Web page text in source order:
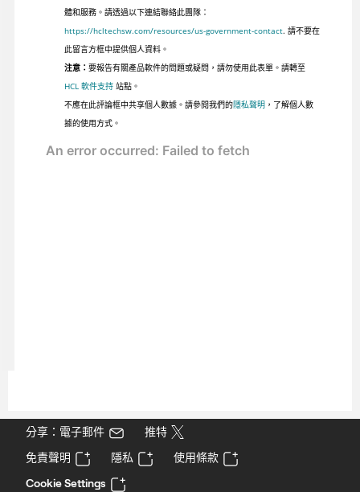
體和服務。請透過以下連結聯絡此團隊：
https://hcltechsw.com/resources/us-government-contact. 請不要在
此留言方框中提供個人資料。
注意： 要報告有關產品軟件的問題或疑問，請勿使用此表單。請轉至
HCL 軟件支持站點。
不應在此評論框中共享個人數據。請參閱我們的隱私聲明，了解個人數
據的使用方式。
分享：電子郵件
推特
免責聲明
隱私
使用條款
Cookie Settings